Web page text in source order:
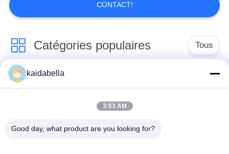
CONTACT!
Catégories populaires Tous
La série MIL-DTL-
38999
Série MIL-DTL-26482
Connecteur
micro-ondes sont des
kaidabella
3:53 AM
Good day, what product are you looking for?